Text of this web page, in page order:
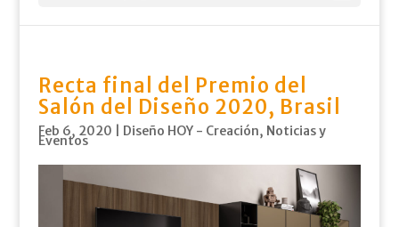
Recta final del Premio del
Salón del Diseño 2020, Brasil
Feb 6, 2020 Diseño HOY - Creación, Noticias y
Eventos